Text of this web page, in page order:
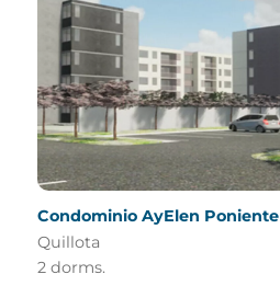
Condominio AyElen Poniente
Quillota
2 dorms.